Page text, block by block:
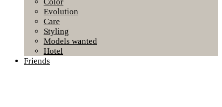
Evolution
Care
Styling
Models wanted
Hotel
Friends